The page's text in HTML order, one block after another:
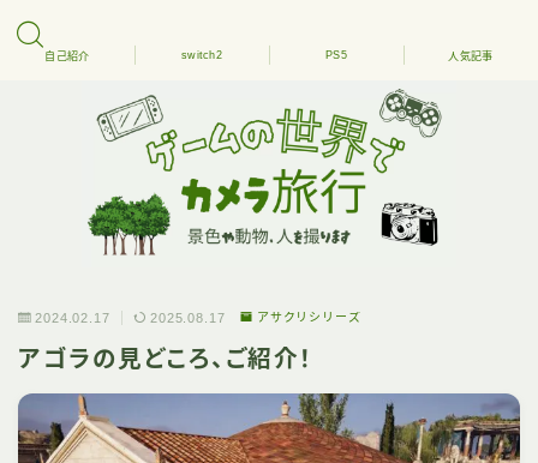
自己紹介 switch2 PS5 人気記事
2024.02.17 2025.08.17 アサクリシリーズ
アゴラの見どころ、ご紹介！